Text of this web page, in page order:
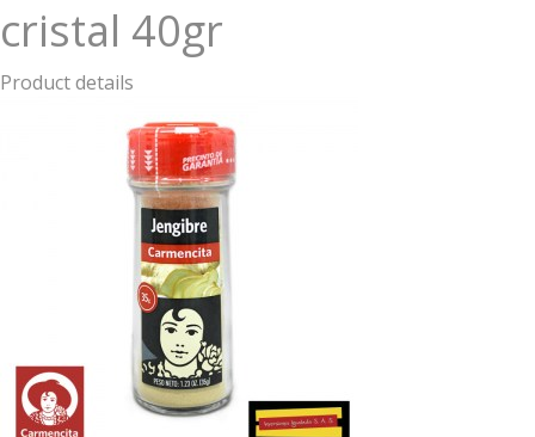
cristal 40gr
Product details